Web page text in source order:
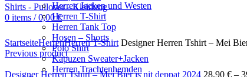
0 items / 0,00€
Herren Jacken und Westen
Herren T-Shirt
Herren Tank Top
Hosen – Shorts
Polo Shirt
Kapuzen Sweater+Jacken
Herren Trachtenhemden
Click to enlarge
StartseiteHerrenHerren T-Shirt Designer Herren Tshirt – Mei
Previous product
Designer Herren Tshirt – Mei Bier is nit deppat 2024 28,90 € –